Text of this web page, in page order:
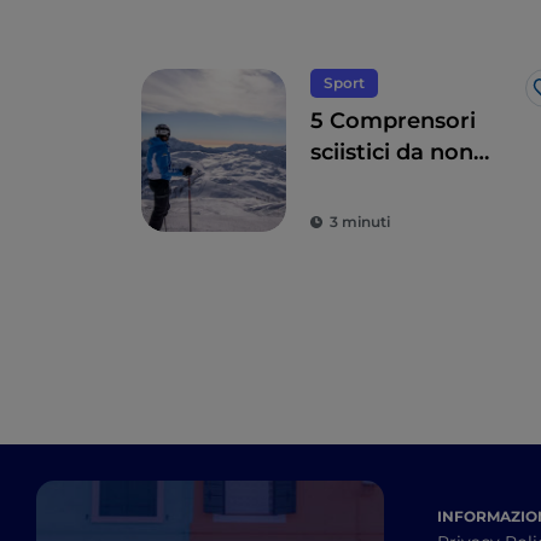
Sport
5 Comprensori
sciistici da non
3 minuti